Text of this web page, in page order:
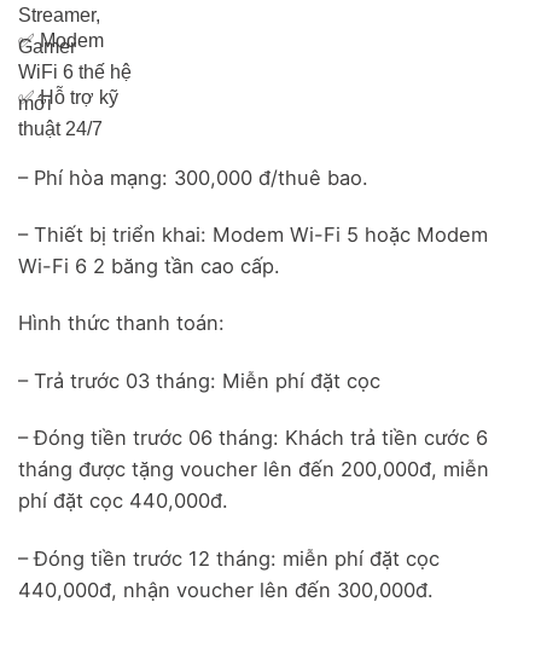
Streamer,
Gamer
✅Modem
WiFi 6 thế hệ
mới
✅Hỗ trợ kỹ
thuật 24/7
– Phí hòa mạng: 300,000 đ/thuê bao.
– Thiết bị triển khai: Modem Wi-Fi 5 hoặc Modem
Wi-Fi 6 2 băng tần cao cấp.
Hình thức thanh toán:
– Trả trước 03 tháng: Miễn phí đặt cọc
– Đóng tiền trước 06 tháng: Khách trả tiền cước 6
tháng được tặng voucher lên đến 200,000đ, miễn
phí đặt cọc 440,000đ.
– Đóng tiền trước 12 tháng: miễn phí đặt cọc
440,000đ, nhận voucher lên đến 300,000đ.